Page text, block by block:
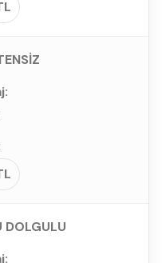
DOLGULU